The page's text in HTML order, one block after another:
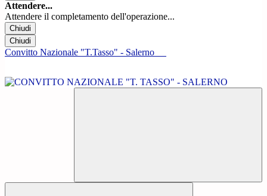
Attendere...
Attendere il completamento dell'operazione...
Chiudi
Chiudi
Convitto Nazionale "T.Tasso" - Salerno